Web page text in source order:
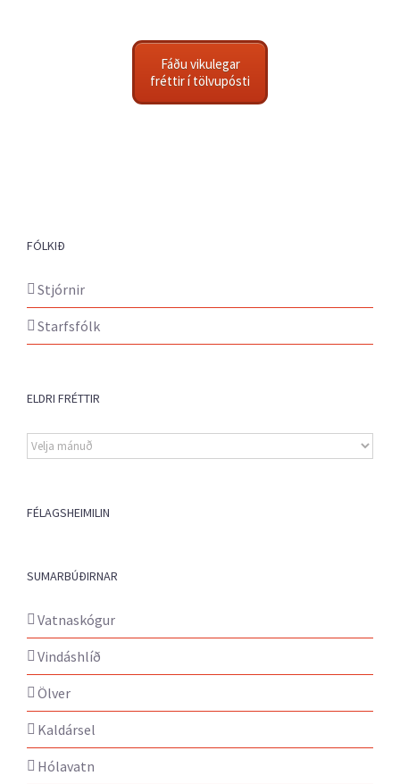
Fáðu vikulegar
fréttir í tölvupósti
FÓLKIÐ
Stjórnir
Starfsfólk
ELDRI FRÉTTIR
Eldri
fréttir
FÉLAGSHEIMILIN
SUMARBÚÐIRNAR
Vatnaskógur
Vindáshlíð
Ölver
Kaldársel
Hólavatn